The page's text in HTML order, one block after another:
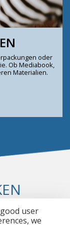
oder
Ob Mediabook,
Materialien.
user
we